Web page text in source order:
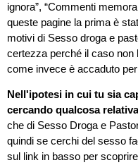
ignora”, “Commenti
queste pagine la prima è
motivi di Sesso droga e
certezza perché il caso non
come invece è accaduto
Nell'ipotesi in cui tu sia
cercando qualcosa
che di Sesso Droga e
quindi se cerchi del sesso
sul link in basso per